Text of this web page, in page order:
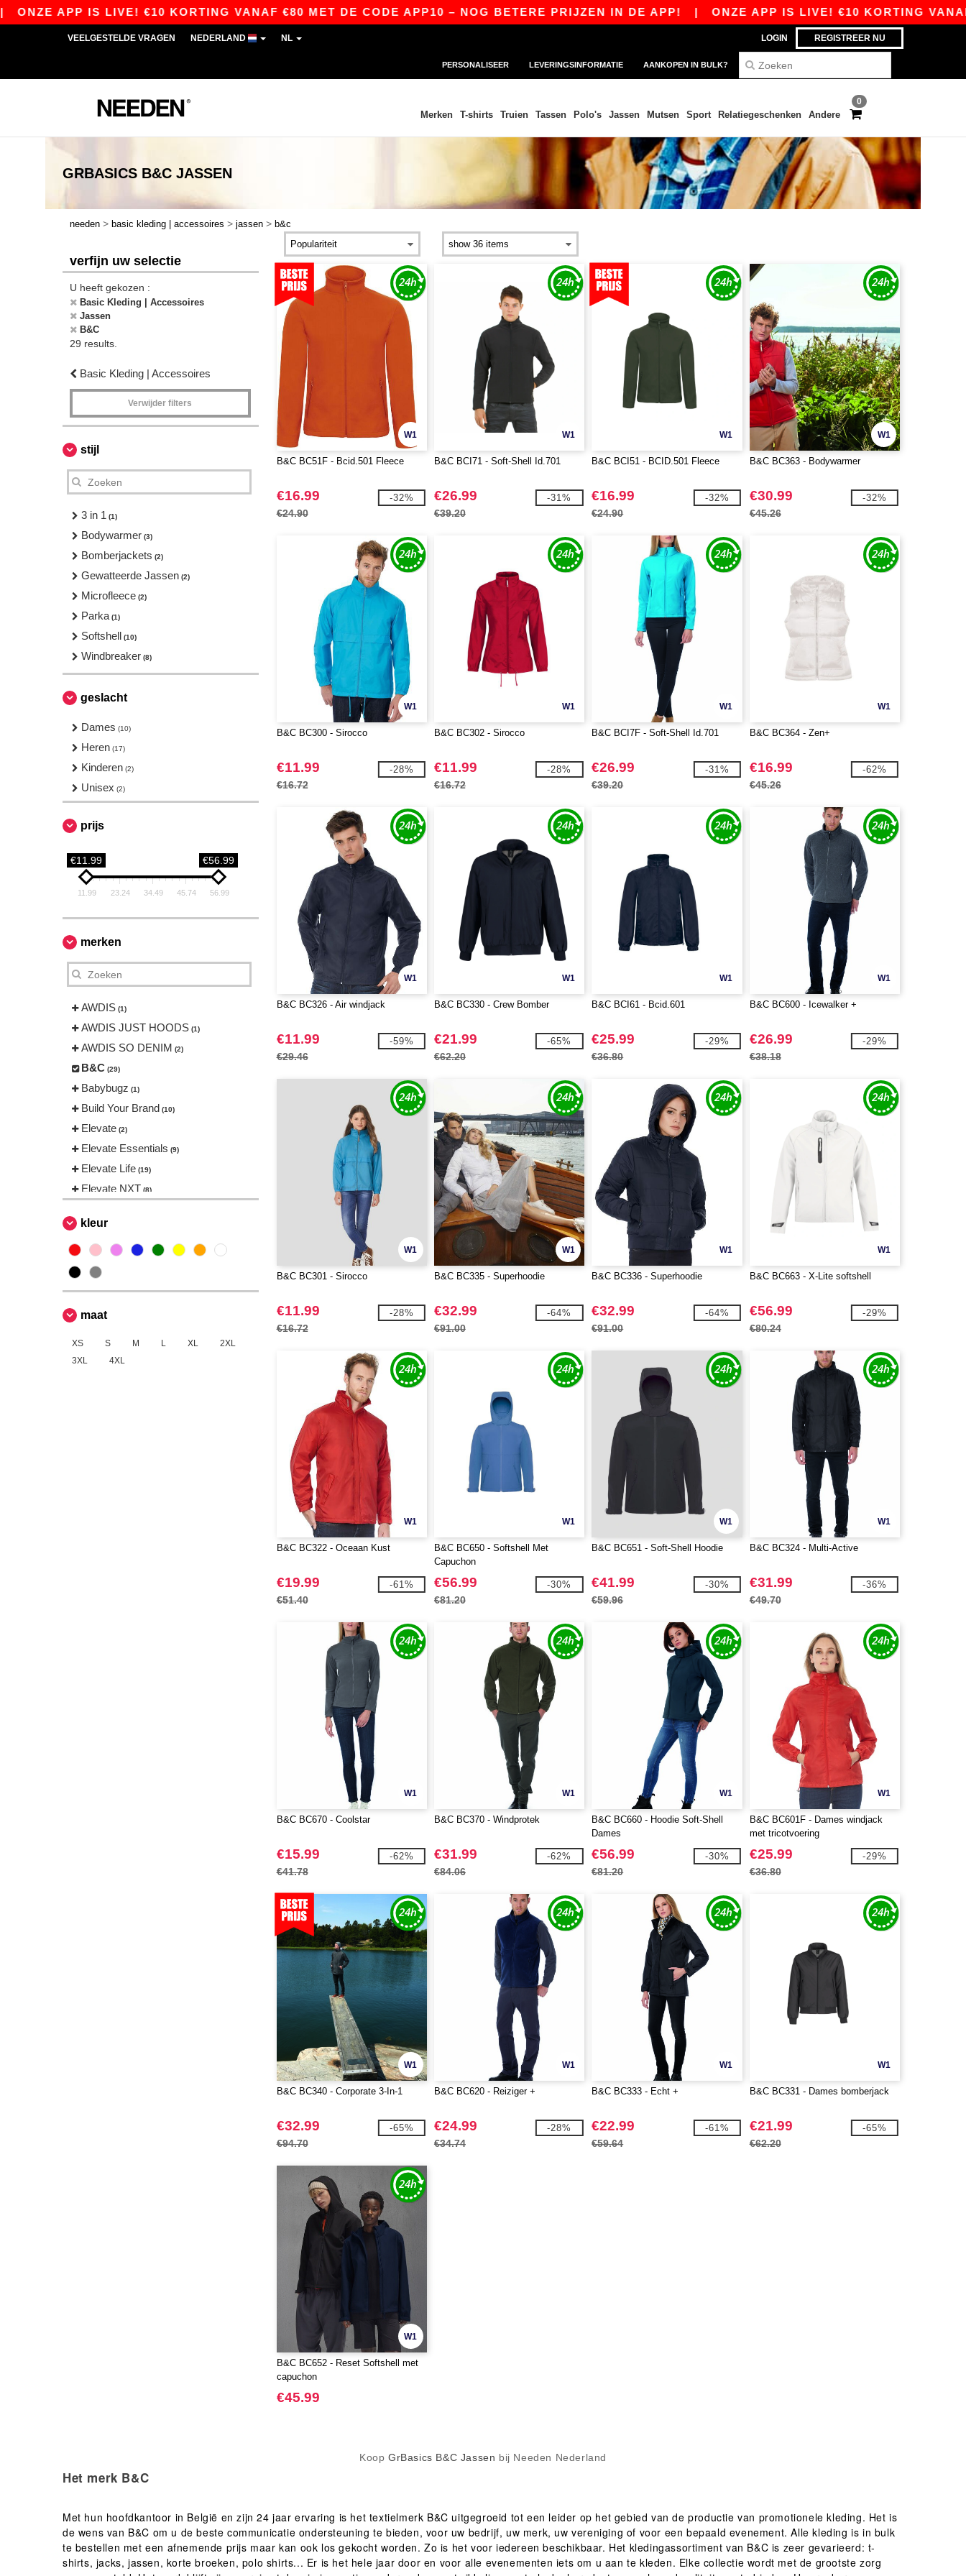
IS LIVE! €10 KORTING VANAF €80 MET DE CODE APP10 – NOG BETERE PRIJZEN IN DE APP! |ONZE APP IS LIVE! €10 KORTING VANAF €80
LOGIN REGISTREER NU
VEELGESTELDE VRAGEN NEDERLAND NL
PERSONALISEER LEVERINGSINFORMATIE AANKOPEN IN BULK?
0
Merken T-shirts Truien Tassen Polo's Jassen Mutsen Sport Relatiegeschenken Andere
GRBASICS B&C JASSEN
needen > basic kleding | accessoires > jassen > b&c
verfijn uw selectie
U heeft gekozen :
Basic Kleding | Accessoires
Jassen
B&C
29 results.
Basic Kleding | Accessoires
Verwijder filters
stijl
3 in 1 (1)
Bodywarmer (3)
Bomberjackets (2)
Gewatteerde Jassen (2)
Microfleece (2)
Parka (1)
Softshell (10)
Windbreaker (8)
geslacht
Dames (10)
Heren (17)
Kinderen (2)
Unisex (2)
prijs
€11.99 €56.99
11.99 23.24 34.49 45.74 56.99
merken
AWDIS (1)
AWDIS JUST HOODS (1)
AWDIS SO DENIM (2)
B&C (29)
Babybugz (1)
Build Your Brand (10)
Elevate (2)
Elevate Essentials (9)
Elevate Life (19)
Elevate NXT (8)
Herock
JHK (4)
Karlowsky
Korntex (1)
Label Serie
Pen Duick
kleur
maat
XS S M L XL
2XL
3XL
4XL
W1
B&C BC51F - Bcid.501 Fleece
€16.99
€24.90
-32%
W1
B&C BCI71 - Soft-Shell Id.701
€26.99
€39.20
-31%
W1
B&C BCI51 - BCID.501 Fleece
€16.99
€24.90
-32%
W1
B&C BC363 - Bodywarmer
€30.99
€45.26
-32%
W1
B&C BC300 - Sirocco
€11.99
€16.72
-28%
W1
B&C BC302 - Sirocco
€11.99
€16.72
-28%
W1
B&C BCI7F - Soft-Shell Id.701
€26.99
€39.20
-31%
W1
B&C BC364 - Zen+
€16.99
€45.26
-62%
W1
B&C BC326 - Air windjack
€11.99
€29.46
-59%
W1
B&C BC330 - Crew Bomber
€21.99
€62.20
-65%
W1
B&C BCI61 - Bcid.601
€25.99
€36.80
-29%
W1
B&C BC600 - Icewalker +
€26.99
€38.18
-29%
W1
B&C BC301 - Sirocco
€11.99
€16.72
-28%
W1
B&C BC335 - Superhoodie
€32.99
€91.00
-64%
W1
B&C BC336 - Superhoodie
€32.99
€91.00
-64%
W1
B&C BC663 - X-Lite softshell
€56.99
€80.24
-29%
W1
B&C BC322 - Oceaan Kust
€19.99
€51.40
-61%
W1
B&C BC650 - Softshell Met
Capuchon
€56.99
€81.20
-30%
W1
B&C BC651 - Soft-Shell Hoodie
€41.99
€59.96
-30%
W1
B&C BC324 - Multi-Active
€31.99
€49.70
-36%
W1
B&C BC670 - Coolstar
€15.99
€41.78
-62%
W1
B&C BC370 - Windprotek
€31.99
€84.06
-62%
W1
B&C BC660 - Hoodie Soft-Shell
Dames
€56.99
€81.20
-30%
W1
B&C BC601F - Dames windjack
met tricotvoering
€25.99
€36.80
-29%
W1
B&C BC340 - Corporate 3-In-1
€32.99
€94.70
-65%
W1
B&C BC620 - Reiziger +
€24.99
€34.74
-28%
W1
B&C BC333 - Echt +
€22.99
€59.64
-61%
W1
B&C BC331 - Dames bomberjack
€21.99
€62.20
-65%
W1
B&C BC652 - Reset Softshell met
capuchon
€45.99
Koop GrBasics B&C Jassen bij Needen Nederland
Het merk B&C
Met hun hoofdkantoor in België en zijn 24 jaar ervaring is het textielmerk B&C uitgegroeid tot een leider op het gebied van de productie van promotionele kleding. Het is
de wens van B&C om u de beste communicatie ondersteuning te bieden, voor uw bedrijf, uw merk, uw vereniging of voor een bepaald evenement. Alle kleding is in bulk
te bestellen met een afnemende prijs maar kan ook los gekocht worden. Zo is het voor iedereen beschikbaar. Het kledingassortiment van B&C is zeer gevarieerd: t-
shirts, jacks, jassen, korte broeken, polo shirts... Er is het hele jaar door en voor alle evenementen iets om u aan te kleden. Elke collectie wordt met de grootste zorg